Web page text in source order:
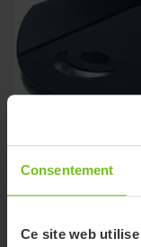
Consentement
Ce site web